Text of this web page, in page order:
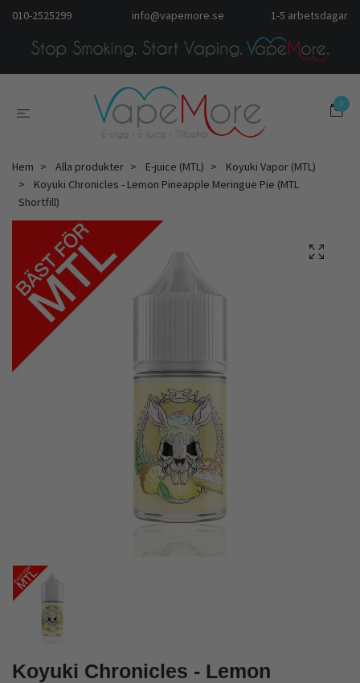
010-2525299 info@vapemore.se 1-5 arbetsdagar
0
Hem Alla produkter E-juice (MTL)
Koyuki Vapor (MTL)
Koyuki Chronicles - Lemon Pineapple Meringue Pie (MTL
Shortfill)
Koyuki Chronicles - Lemon